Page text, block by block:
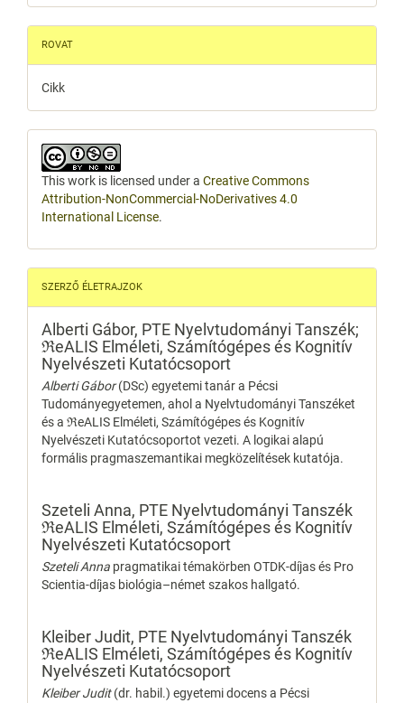
ROVAT
Cikk
This work is licensed under a Creative Commons
Attribution-NonCommercial-NoDerivatives 4.0
International License.
SZERZŐ ÉLETRAJZOK
Alberti Gábor, PTE Nyelvtudományi Tanszék;
ℜeALIS Elméleti, Számítógépes és Kognitív
Nyelvészeti Kutatócsoport
Alberti Gábor(DSc) egyetemi tanár a Pécsi
Tudományegyetemen, ahol a Nyelvtudományi Tanszéket
és a ℜeALIS Elméleti, Számítógépes és Kognitív
Nyelvészeti Kutatócsoportot vezeti. A logikai alapú
formális pragmaszemantikai megközelítések kutatója.
Szeteli Anna, PTE Nyelvtudományi Tanszék
ℜeALIS Elméleti, Számítógépes és Kognitív
Nyelvészeti Kutatócsoport
Szeteli Anna pragmatikai témakörben OTDK-díjas és Pro
Scientia-díjas biológia–német szakos hallgató.
Kleiber Judit, PTE Nyelvtudományi Tanszék
ℜeALIS Elméleti, Számítógépes és Kognitív
Nyelvészeti Kutatócsoport
Kleiber Judit(dr. habil.) egyetemi docens a Pécsi